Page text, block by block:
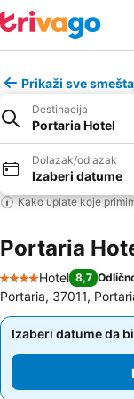
Prikaži sve
Destinacija
Portaria Hotel
Dolazak/odlazak
Izaberi datume
Kako uplate koje
Portaria
4 Zvezdice
Hotel 8,7
Portaria, 37011,
Izaberi datume da
Izaberi datume da